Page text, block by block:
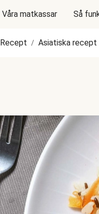
Våra matkassar Så
Recept / Asiatiska recept